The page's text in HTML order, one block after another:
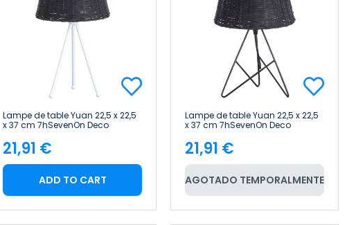
Lampe de table Yuan 22,5 x 22,5
x 37 cm 7hSevenOn Deco
Price
21,91 €
ADD TO CART
Lampe de table Yuan 22,5 x 22,5
x 37 cm 7hSevenOn Deco
Price
21,91 €
AGOTADO TEMPORALMENTE